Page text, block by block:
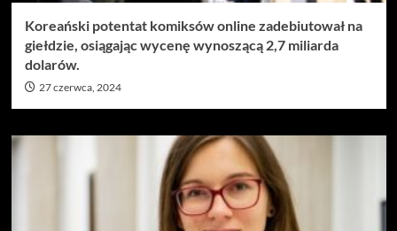
Koreański potentat komiksów online zadebiutował na
giełdzie, osiągając wycenę wynoszącą 2,7 miliarda
dolarów.
27 czerwca, 2024